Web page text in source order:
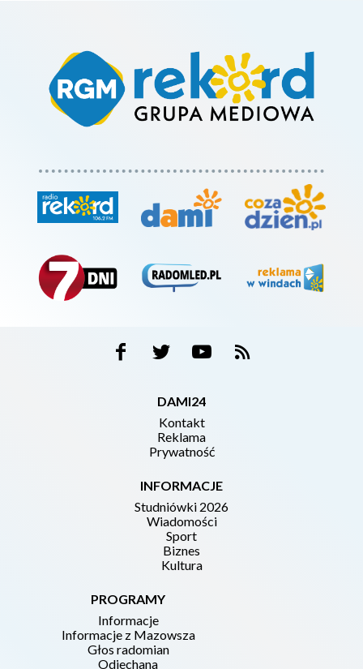
DAMI24
Kontakt
Reklama
Prywatność
INFORMACJE
Studniówki 2026
Wiadomości
Sport
Biznes
Kultura
PROGRAMY
Informacje
Informacje z Mazowsza
Głos radomian
Odjechana